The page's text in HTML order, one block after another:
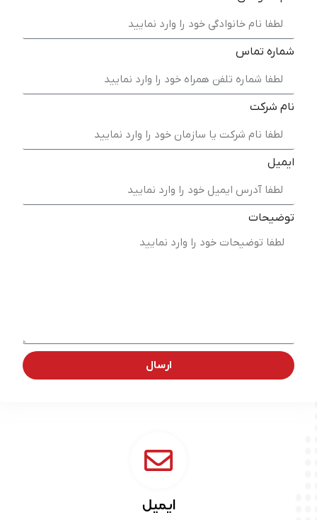
شماره تماس
نام شرکت
ایمیل
توضیحات
ارسال
ایمیل